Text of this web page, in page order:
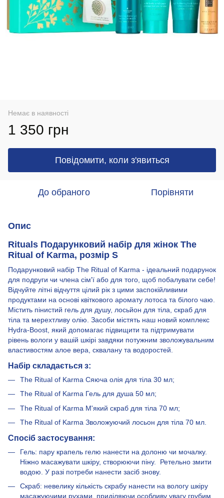
Немає в наявності
1 350 грн
Повідомити, коли з'явиться
До обраного Порівняти
Опис
Rituals Подарунковий набір для жінок The
Ritual of Karma, розмір S
Подарунковий набір The Ritual of Karma - ідеальний подарунок
для подруги чи члена сім'ї або для того, щоб побалувати себе!
Відчуйте літні відчуття цілий рік з цими заспокійливими
продуктами на основі квіткового аромату лотоса та білого чаю.
Містить пінистий гель для душу, лосьйон для тіла, скраб для
тіла та мерехтливу олію. Засоби містять наш новий комплекс
Hydra-Boost, який допомагає підвищити та підтримувати
рівень вологи у вашій шкірі завдяки потужним зволожувальним
властивостям алое вера, сквалану та водоростей.
Набір складається з:
The Ritual of Karma Сяюча олія для тіла 30 мл;
The Ritual of Karma Гель для душа 50 мл;
The Ritual of Karma М'який скраб для тіла 70 мл;
The Ritual of Karma Зволожуючий лосьон для тіла 70 мл.
Спосіб застосування:
Гель: пару крапель гелю нанести на долоню чи мочалку.
Ніжно масажувати шкіру, створюючи піну. Ретельно змити
водою. У разі потреби нанести засіб знову.
Скраб: невелику кількість скрабу нанести на вологу шкіру
масажуючими рухами, приділяючи особливу увагу грубим